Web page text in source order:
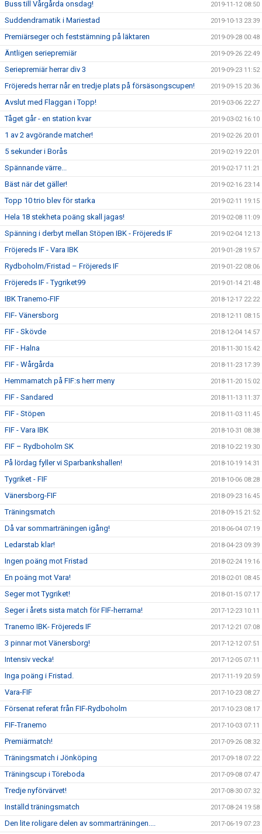
Buss till Vårgårda onsdag! 2019-11-12 08:50
Suddendramatik i Mariestad 2019-10-13 23:39
Premiärseger och feststämning på läktaren 2019-09-28 00:48
Äntligen seriepremiär 2019-09-26 22:49
Seriepremiär herrar div 3 2019-09-23 11:52
Fröjereds herrar når en tredje plats på försäsongscupen! 2019-09-15 20:36
Avslut med Flaggan i Topp! 2019-03-06 22:27
Tåget går - en station kvar 2019-03-02 16:10
1 av 2 avgörande matcher! 2019-02-26 20:01
5 sekunder i Borås 2019-02-19 22:01
Spännande värre... 2019-02-17 11:21
Bäst när det gäller! 2019-02-16 23:14
Topp 10 trio blev för starka 2019-02-11 19:15
Hela 18 stekheta poäng skall jagas! 2019-02-08 11:09
Spänning i derbyt mellan Stöpen IBK - Fröjereds IF 2019-02-04 12:13
Fröjereds IF - Vara IBK 2019-01-28 19:57
Rydboholm/Fristad – Fröjereds IF 2019-01-22 08:06
Fröjereds IF - Tygriket99 2019-01-14 21:48
IBK Tranemo-FIF 2018-12-17 22:22
FIF- Vänersborg 2018-12-11 08:15
FIF - Skövde 2018-12-04 14:57
FIF - Halna 2018-11-30 15:42
FIF - Wårgårda 2018-11-23 17:39
Hemmamatch på FIF:s herr meny 2018-11-20 15:02
FIF - Sandared 2018-11-13 11:37
FIF - Stöpen 2018-11-03 11:45
FIF - Vara IBK 2018-10-31 08:38
FIF – Rydboholm SK 2018-10-22 19:30
På lördag fyller vi Sparbankshallen! 2018-10-19 14:31
Tygriket - FIF 2018-10-06 08:28
Vänersborg-FIF 2018-09-23 16:45
Träningsmatch 2018-09-15 21:52
Då var sommarträningen igång! 2018-06-04 07:19
Ledarstab klar! 2018-04-23 09:39
Ingen poäng mot Fristad 2018-02-24 19:16
En poäng mot Vara! 2018-02-01 08:45
Seger mot Tygriket! 2018-01-15 07:17
Seger i årets sista match för FIF-herrarna! 2017-12-23 10:11
Tranemo IBK- Fröjereds IF 2017-12-21 07:08
3 pinnar mot Vänersborg! 2017-12-12 07:51
Intensiv vecka! 2017-12-05 07:11
Inga poäng i Fristad. 2017-11-19 20:59
Vara-FIF 2017-10-23 08:27
Försenat referat från FIF-Rydboholm 2017-10-23 08:17
FIF-Tranemo 2017-10-03 07:11
Premiärmatch! 2017-09-26 08:32
Träningsmatch i Jönköping 2017-09-18 07:22
Träningscup i Töreboda 2017-09-08 07:47
Tredje nyförvärvet! 2017-08-30 07:32
Inställd träningsmatch 2017-08-24 19:58
Den lite roligare delen av sommarträningen.... 2017-06-19 07:23